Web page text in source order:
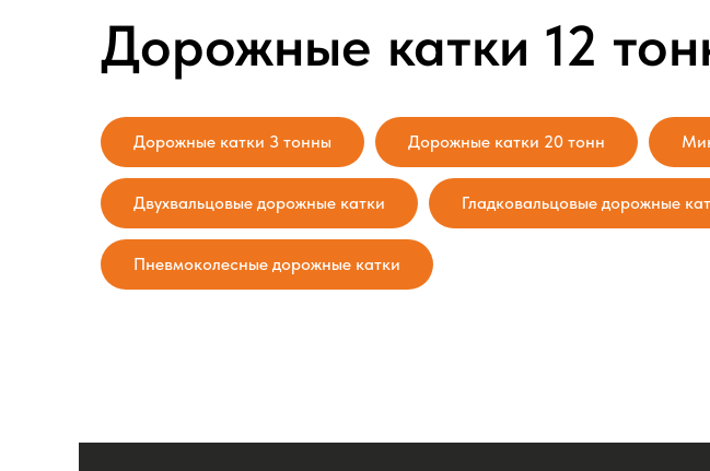
Дорожные катки 12
Дорожные катки 3 тонны Дорожные катки 20 тонн
Двухвальцовые дорожные катки Гладковальцовые дорожные
Пневмоколесные дорожные катки